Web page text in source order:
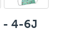
- 4-6J